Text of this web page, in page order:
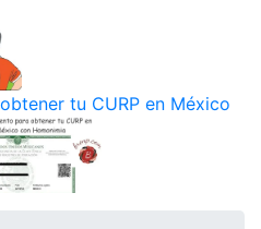
tu CURP en México